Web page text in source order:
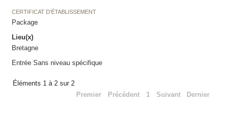
CERTIFICAT D'ÉTABLISSEMENT
Package
Lieu(x)
Bretagne
Entrée Sans niveau spécifique
Éléments 1 à 2 sur 2
Premier
Précédent 1 Suivant Dernier